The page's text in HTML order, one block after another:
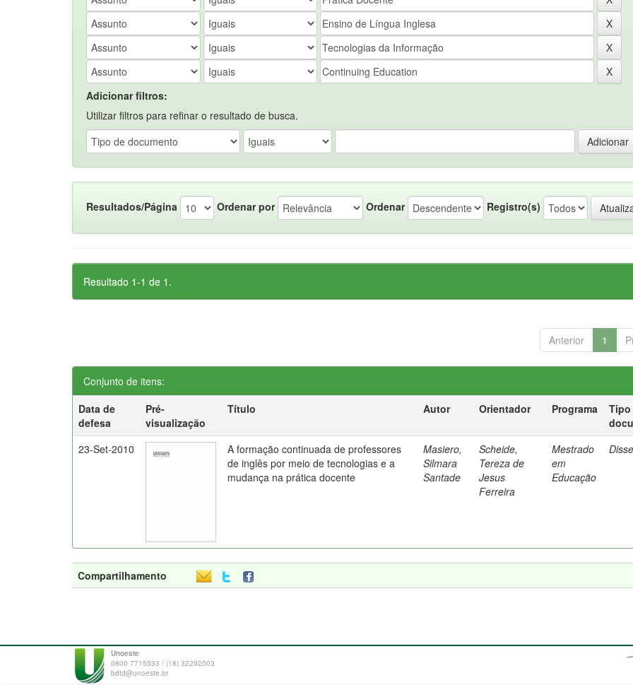
Adicionar filtros:
Utilizar filtros para refinar o resultado de busca.
Resultados/Página Ordenar por Ordenar Registro(s)
Resultado 1-1 de 1.
Anterior 1
Conjunto de itens:
Data de
defesa
Pré-
visualização
Título Autor Orientador Programa
Tipo
23-Set-2010
A formação continuada de professores
de inglês por meio de tecnologias e a
mudança na prática docente
Masiero,
Silmara
Santade
Scheide,
Tereza de
Jesus
Ferreira
Mestrado
em
Educação
Compartilhamento
Unoeste
0800 7715533 / (18) 32292003
bdtd@unoeste.br